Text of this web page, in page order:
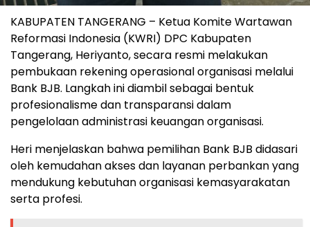
KABUPATEN TANGERANG – Ketua Komite Wartawan
Reformasi Indonesia (KWRI) DPC Kabupaten
Tangerang, Heriyanto, secara resmi melakukan
pembukaan rekening operasional organisasi melalui
Bank BJB. Langkah ini diambil sebagai bentuk
profesionalisme dan transparansi dalam
pengelolaan administrasi keuangan organisasi.
Heri menjelaskan bahwa pemilihan Bank BJB didasari
oleh kemudahan akses dan layanan perbankan yang
mendukung kebutuhan organisasi kemasyarakatan
serta profesi.